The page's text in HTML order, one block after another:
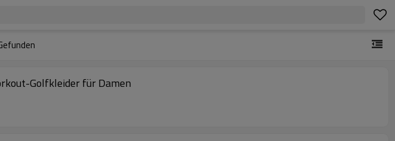
Golfkleider für Damen